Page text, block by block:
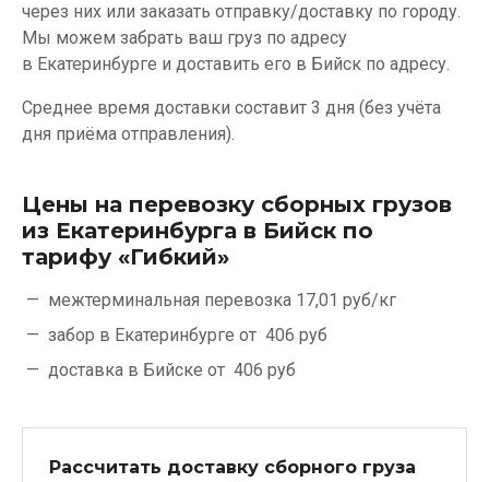
через них или заказать отправку/доставку по городу.
Мы можем забрать ваш груз по адресу
в Екатеринбурге и доставить его в Бийск по адресу.
Среднее время доставки составит 3 дня (без учёта
дня приёма отправления).
Цены на перевозку сборных грузов
из Екатеринбурга в Бийск по
тарифу «Гибкий»
межтерминальная перевозка 17,01 руб/кг
забор в Екатеринбурге от 406 руб
доставка в Бийске от 406 руб
Рассчитать доставку сборного груза